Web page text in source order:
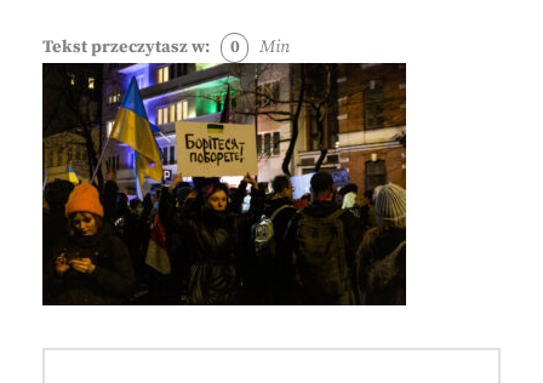
Tekst przeczytasz w: 0 Min